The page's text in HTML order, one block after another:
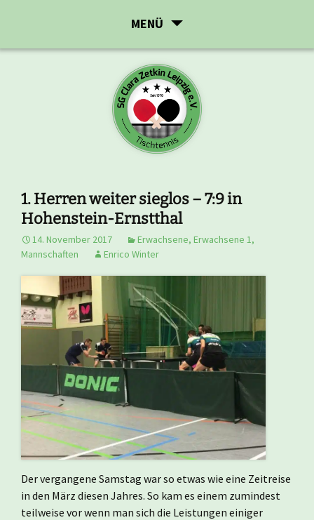
MENÜ
1. Herren weiter sieglos – 7:9 in
Hohenstein-Ernstthal
14. November 2017 Erwachsene, Erwachsene 1,
Mannschaften
Enrico Winter
Der vergangene Samstag war so etwas wie eine Zeitreise
in den März diesen Jahres. So kam es einem zumindest
teilweise vor wenn man sich die Leistungen einiger